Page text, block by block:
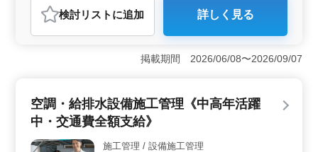
ますので、リーダーシップをとるのが好きな
方歓迎です。 1ヶ月に同時に進めていただく
特徴: 出張がない職場で、移動は社用車です
で、がっつり稼ぐことが出来ますよ。
おすすめポイント
＜環境と業務内容＞ この求人は中高年が活躍しやすい
建築施工管理のポジションです。業平のオフィスで内装
工事の施工管理を行い、大手チェーン店舗の改装などを
手掛けます。設計図から施工図への変換や工期管理、予
働きやすさ＞ 残業は月30～40時間程度で、収入を安定
させながら働けます。さらに、進行中の案件は1～3件ほ
どで、落ち着いたペースでの業務遂行が可能です。その
上、環境面でも配慮があり、社用車利用による通勤手当
検討リスト に追加 詳しく見る
掲載期間 2026/06/08〜2026/09/07
空調・給排水設備施工管理《中高年活躍
中・交通費全額支給》
施工管理 / 設備施工管理